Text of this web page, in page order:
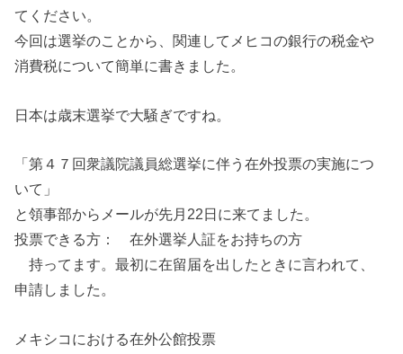
てください。
今回は選挙のことから、関連してメヒコの銀行の税金や
消費税について簡単に書きました。
日本は歳末選挙で大騒ぎですね。
「第４７回衆議院議員総選挙に伴う在外投票の実施につ
いて」
と領事部からメールが先月22日に来てました。
投票できる方： 在外選挙人証をお持ちの方
持ってます。最初に在留届を出したときに言われて、
申請しました。
メキシコにおける在外公館投票